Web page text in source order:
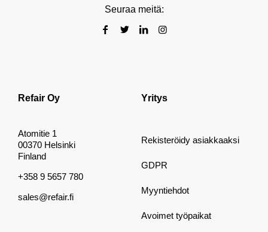
Seuraa meitä:
Refair Oy
Atomitie 1
00370 Helsinki
Finland
+358 9 5657 780
sales@refair.fi
Yritys
Rekisteröidy asiakkaaksi
GDPR
Myyntiehdot
Avoimet työpaikat